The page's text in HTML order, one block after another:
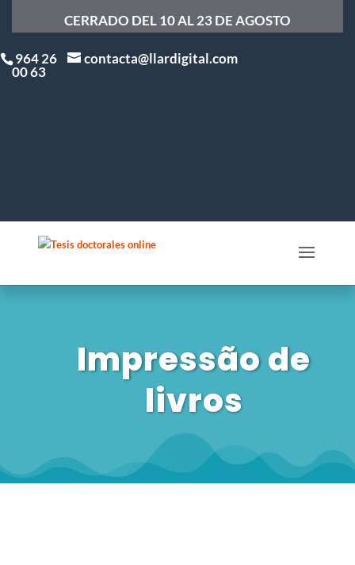
CERRADO DEL 10 AL 23 DE AGOSTO
964 26
00 63
contacta@llardigital.com
Impressão de
livros